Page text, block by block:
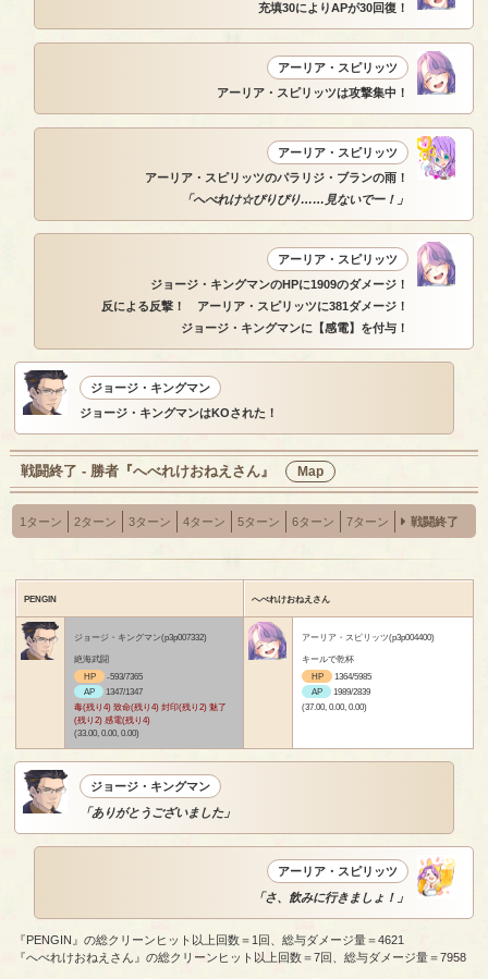
充填30によりAPが30回復！
アーリア・スピリッツ
アーリア・スピリッツは攻撃集中！
アーリア・スピリッツ
アーリア・スピリッツのパラリジ・ブランの雨！
「へべれけ☆ぴりぴり……見ないでー！」
アーリア・スピリッツ
ジョージ・キングマンのHPに1909のダメージ！
反による反撃！ アーリア・スピリッツに381ダメージ！
ジョージ・キングマンに【感電】を付与！
ジョージ・キングマン
ジョージ・キングマンはKOされた！
戦闘終了 - 勝者『へべれけおねえさん』 Map
1ターン 2ターン 3ターン 4ターン 5ターン 6ターン 7ターン 戦闘終了
PENGIN へべれけおねえさん
ジョージ・キングマン(p3p007332)
絶海武闘
HP
-593/7365
AP
1347/1347
毒(残り4) 致命(残り4) 封印(残り2) 魅了
(残り2) 感電(残り4)
(33.00, 0.00, 0.00)
アーリア・スピリッツ(p3p004400)
キールで乾杯
HP
1364/5985
AP
1989/2839
(37.00, 0.00, 0.00)
ジョージ・キングマン
「ありがとうございました」
アーリア・スピリッツ
「さ、飲みに行きましょ！」
『PENGIN』の総クリーンヒット以上回数＝1回、総与ダメージ量＝4621
『へべれけおねえさん』の総クリーンヒット以上回数＝7回、総与ダメージ量＝7958